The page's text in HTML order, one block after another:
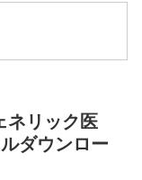
ネリック医
ダウンロー